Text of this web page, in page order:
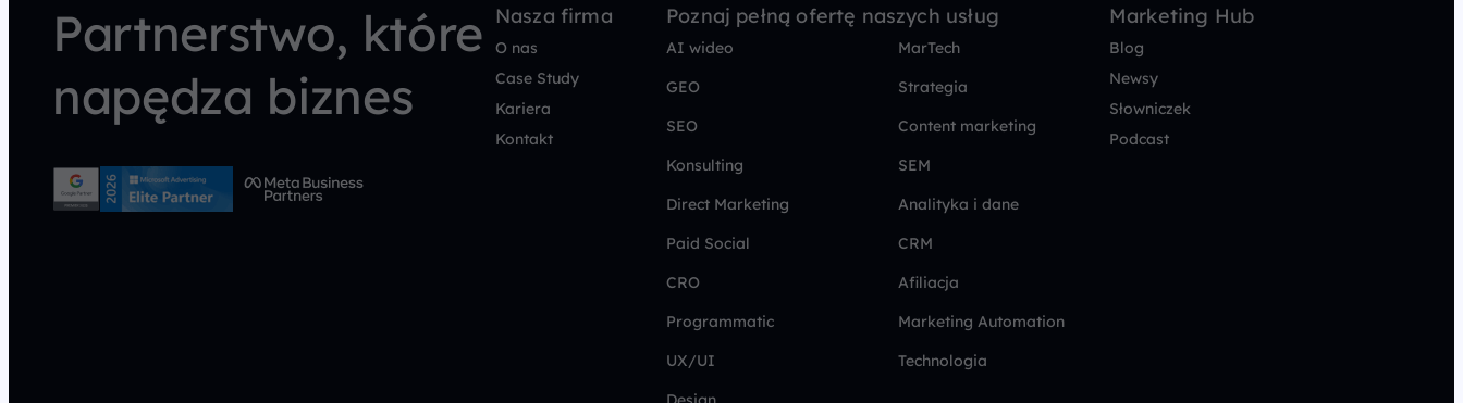
Partnerstwo, które
napędza biznes
Nasza firma
O nas
Case Study
Kariera
Kontakt
Poznaj pełną ofertę naszych usług
AI wideo
MarTech
GEO
Strategia
SEO
Content marketing
Konsulting
SEM
Direct Marketing
Analityka i dane
Paid Social
CRM
CRO
Afiliacja
Programmatic
Marketing Automation
UX/UI
Technologia
Marketing Hub
Blog
Newsy
Słowniczek
Podcast